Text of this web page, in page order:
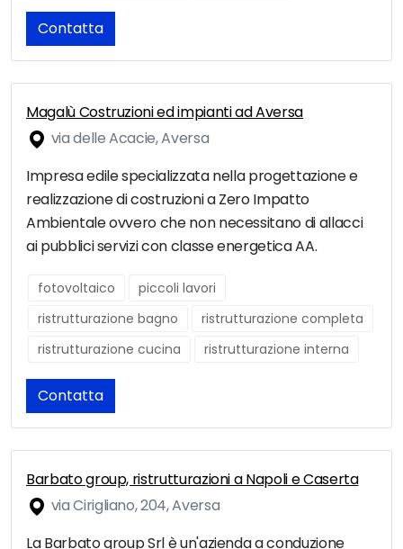
Contatta
Magalù Costruzioni ed impianti ad Aversa
via delle Acacie, Aversa
Impresa edile specializzata nella progettazione e
realizzazione di costruzioni a Zero Impatto
Ambientale ovvero che non necessitano di allacci
ai pubblici servizi con classe energetica AA.
fotovoltaico
piccoli lavori
ristrutturazione bagno
ristrutturazione completa
ristrutturazione cucina
ristrutturazione interna
Contatta
Barbato group, ristrutturazioni a Napoli e Caserta
via Cirigliano, 204, Aversa
La Barbato group Srl è un'azienda a conduzione